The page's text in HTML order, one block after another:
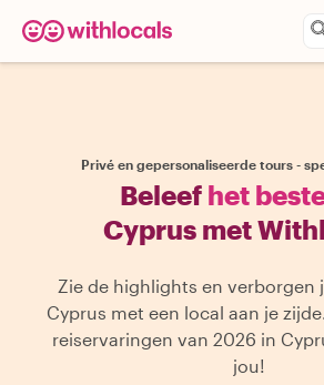
Privé en gepersonaliseerde tours -
Beleef het
Cyprus met
Zie de highlights en verborgen
Cyprus met een local aan je
reiservaringen van 2026 in
jou!